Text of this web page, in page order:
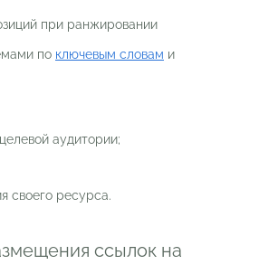
при ранжировании
по ключевым словам и
аудитории;
своего ресурса.
ссылок на